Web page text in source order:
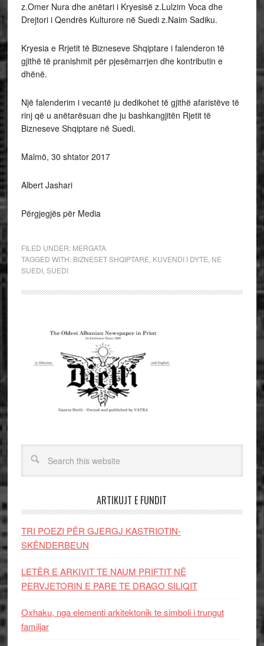
z.Omer Nura dhe anëtari i Kryesisë z.Lulzim Voca dhe
Drejtori i Qendrës Kulturore në Suedi z.Naim Sadiku.
Kryesia e Rrjetit të Bizneseve Shqiptare i falenderon të
gjithë të pranishmit për pjesëmarrjen dhe kontributin e
dhënë.
Një falenderim i vecantë ju dedikohet të gjithë afaristëve të
rinj që u anëtarësuan dhe ju bashkangjitën Rjetit të
Bizneseve Shqiptare në Suedi.
Malmö, 30 shtator 2017
Albert Jashari
Përgjegjës për Media
FILED UNDER: MERGATA
TAGGED WITH: BIZNESET SHQIPTARE KUVENDI I DYTE NE
SUEDI, SUEDI
ARTIKUJT E FUNDIT
TRI POEZI PËR GJERGJ KASTRIOTIN-
SKËNDERBEUN
LETËR E ARKIVIT TE NAUM PRIFTIT NË
PERVJETORIN E PARE TE DRAGO SILIQIT
Oxhaku, nga elementi arkitektonik te simboli i trungut
familjar